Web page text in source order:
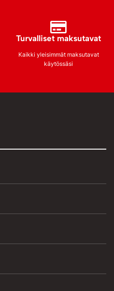
Turvalliset maksutavat
Kaikki yleisimmät maksutavat
käytössäsi